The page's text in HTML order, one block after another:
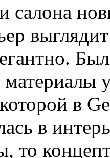
салона
в
в
то